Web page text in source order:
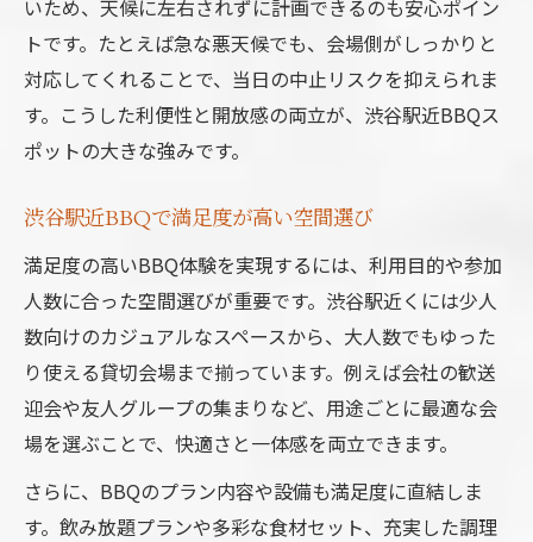
いため、天候に左右されずに計画できるのも安心ポイン
トです。たとえば急な悪天候でも、会場側がしっかりと
対応してくれることで、当日の中止リスクを抑えられま
す。こうした利便性と開放感の両立が、渋谷駅近BBQス
ポットの大きな強みです。
渋谷駅近BBQで満足度が高い空間選び
満足度の高いBBQ体験を実現するには、利用目的や参加
人数に合った空間選びが重要です。渋谷駅近くには少人
数向けのカジュアルなスペースから、大人数でもゆった
り使える貸切会場まで揃っています。例えば会社の歓送
迎会や友人グループの集まりなど、用途ごとに最適な会
場を選ぶことで、快適さと一体感を両立できます。
さらに、BBQのプラン内容や設備も満足度に直結しま
す。飲み放題プランや多彩な食材セット、充実した調理